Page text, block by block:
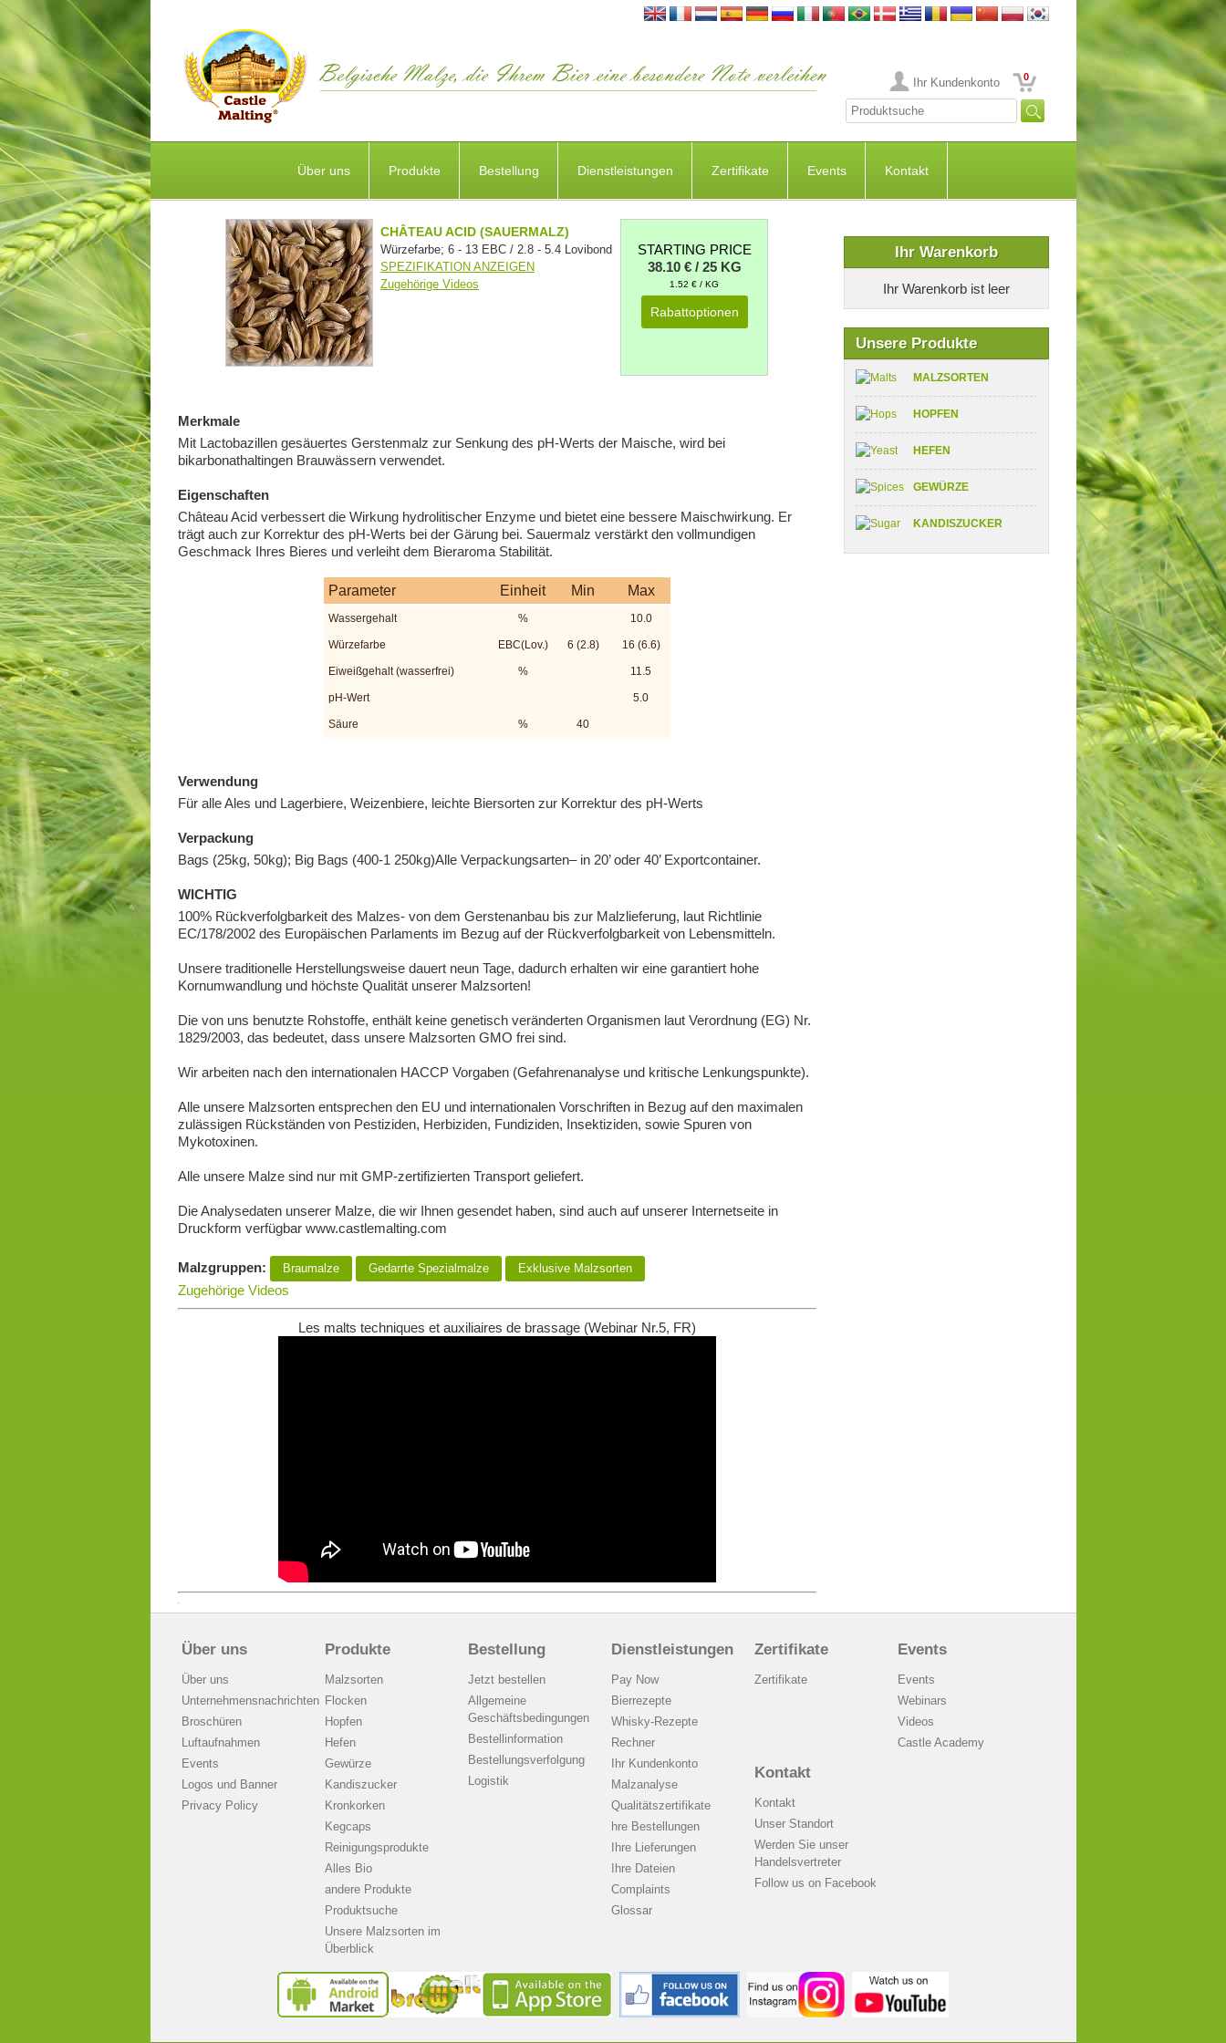
Ihr Kundenkonto 0
Über uns Produkte Bestellung Dienstleistungen Zertifikate Events Kontakt
Ihr Warenkorb
Ihr Warenkorb ist leer
Unsere Produkte
MALZSORTEN
HOPFEN
HEFEN
GEWÜRZE
KANDISZUCKER
CHÂTEAU ACID (SAUERMALZ)
Würzefarbe; 6 - 13 EBC / 2.8 - 5.4 Lovibond
SPEZIFIKATION ANZEIGEN
Zugehörige Videos
STARTING PRICE
38.10 € / 25 KG
1.52 € / KG
Rabattoptionen
Merkmale
Mit Lactobazillen gesäuertes Gerstenmalz zur Senkung des pH-Werts der Maische, wird bei
bikarbonathaltingen Brauwässern verwendet.
Eigenschaften
Château Acid verbessert die Wirkung hydrolitischer Enzyme und bietet eine bessere Maischwirkung. Er
trägt auch zur Korrektur des pH-Werts bei der Gärung bei. Sauermalz verstärkt den vollmundigen
Geschmack Ihres Bieres und verleiht dem Bieraroma Stabilität.
Parameter Einheit Min Max
Wassergehalt % 10.0
Würzefarbe EBC(Lov.) 6 (2.8) 16 (6.6)
Eiweißgehalt (wasserfrei) % 11.5
pH-Wert 5.0
Säure % 40
Verwendung
Für alle Ales und Lagerbiere, Weizenbiere, leichte Biersorten zur Korrektur des pH-Werts
Verpackung
Bags (25kg, 50kg); Big Bags (400-1 250kg)Alle Verpackungsarten– in 20’ oder 40’ Exportcontainer.
WICHTIG
100% Rückverfolgbarkeit des Malzes- von dem Gerstenanbau bis zur Malzlieferung, laut Richtlinie
EC/178/2002 des Europäischen Parlaments im Bezug auf der Rückverfolgbarkeit von Lebensmitteln.
Unsere traditionelle Herstellungsweise dauert neun Tage, dadurch erhalten wir eine garantiert hohe
Kornumwandlung und höchste Qualität unserer Malzsorten!
Die von uns benutzte Rohstoffe, enthält keine genetisch veränderten Organismen laut Verordnung (EG) Nr.
1829/2003, das bedeutet, dass unsere Malzsorten GMO frei sind.
Wir arbeiten nach den internationalen HACCP Vorgaben (Gefahrenanalyse und kritische Lenkungspunkte).
Alle unsere Malzsorten entsprechen den EU und internationalen Vorschriften in Bezug auf den maximalen
zulässigen Rückständen von Pestiziden, Herbiziden, Fundiziden, Insektiziden, sowie Spuren von
Mykotoxinen.
Alle unsere Malze sind nur mit GMP-zertifizierten Transport geliefert.
Die Analysedaten unserer Malze, die wir Ihnen gesendet haben, sind auch auf unserer Internetseite in
Druckform verfügbar www.castlemalting.com
Malzgruppen: Braumalze Gedarrte Spezialmalze Exklusive Malzsorten
Zugehörige Videos
Les malts techniques et auxiliaires de brassage (Webinar Nr.5, FR)
Über uns
Über uns
Unternehmensnachrichten
Broschüren
Luftaufnahmen
Events
Logos und Banner
Privacy Policy
Produkte
Malzsorten
Flocken
Hopfen
Hefen
Gewürze
Kandiszucker
Kronkorken
Kegcaps
Reinigungsprodukte
Alles Bio
andere Produkte
Produktsuche
Unsere Malzsorten im
Überblick
Bestellung
Jetzt bestellen
Allgemeine
Geschäftsbedingungen
Bestellinformation
Bestellungsverfolgung
Logistik
Dienstleistungen
Pay Now
Bierrezepte
Whisky-Rezepte
Rechner
Ihr Kundenkonto
Malzanalyse
Qualitätszertifikate
hre Bestellungen
Ihre Lieferungen
Ihre Dateien
Complaints
Glossar
Zertifikate
Zertifikate
Events
Events
Webinars
Videos
Castle Academy
Kontakt
Kontakt
Unser Standort
Werden Sie unser
Handelsvertreter
Follow us on Facebook